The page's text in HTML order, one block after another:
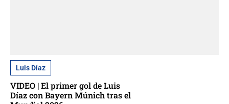
Luis Díaz
VIDEO | El primer gol de Luis
Díaz con Bayern Múnich tras el